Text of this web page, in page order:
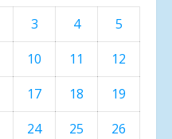
3 4
5
10 11
12
17 18
19
24 25
26